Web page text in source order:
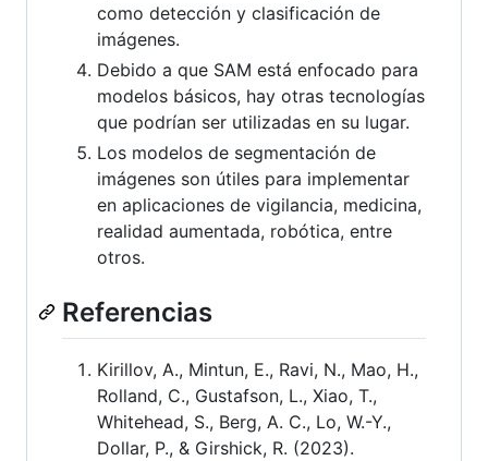
como detección y clasificación de
imágenes.
Debido a que SAM está enfocado para
modelos básicos, hay otras tecnologías
que podrían ser utilizadas en su lugar.
Los modelos de segmentación de
imágenes son útiles para implementar
en aplicaciones de vigilancia, medicina,
realidad aumentada, robótica, entre
otros.
Referencias
Kirillov, A., Mintun, E., Ravi, N., Mao, H.,
Rolland, C., Gustafson, L., Xiao, T.,
Whitehead, S., Berg, A. C., Lo, W.-Y.,
Dollar, P., & Girshick, R. (2023).